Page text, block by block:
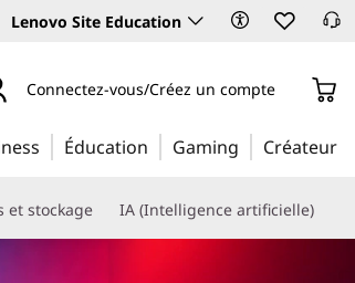
Lenovo Site Education
Connectez-vous/Créez un compte
Éducation Gaming Créateur
et stockage IA (Intelligence artificielle)